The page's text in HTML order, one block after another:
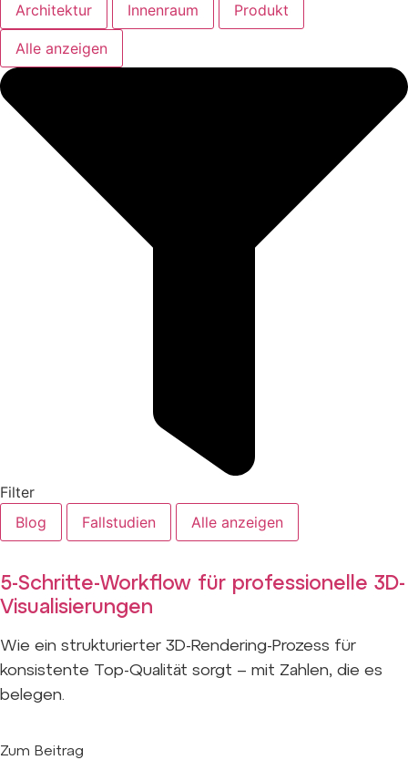
Architektur Innenraum Produkt
Alle anzeigen
Filter
Blog
Fallstudien Alle anzeigen
5-Schritte-Workflow für professionelle 3D-
Visualisierungen
Wie ein strukturierter 3D-Rendering-Prozess für
konsistente Top-Qualität sorgt – mit Zahlen, die es
belegen.
Zum Beitrag